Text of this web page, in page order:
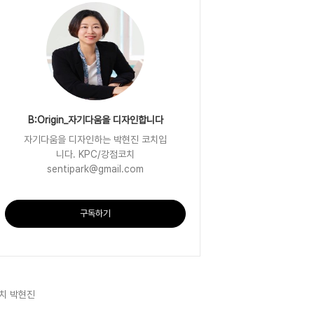
B:Origin_자기다움을 디자인합니다
자기다움을 디자인하는 박현진 코치입
니다. KPC/강점코치
sentipark@gmail.com
구독하기
박현진